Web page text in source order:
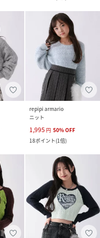
repipi armario
ニット
1,995 円 50%OFF
18ポイント(1倍)